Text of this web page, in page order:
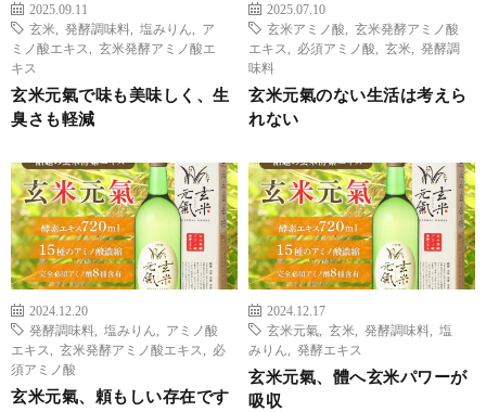
2025.09.11
玄米
発酵調味料 塩みりん
ア
ミノ酸エキス
玄米発酵アミノ酸エ
キス
玄米元氣で味も美味しく、生
臭さも軽減
2025.07.10
玄米アミノ酸
玄米発酵アミノ酸
エキス
必須アミノ酸 玄米
発酵調
味料
玄米元氣のない生活は考えら
れない
2024.12.20
発酵調味料
塩みりん
アミノ酸
エキス
玄米発酵アミノ酸エキス
必
須アミノ酸
玄米元氣、頼もしい存在です
2024.12.17
玄米元氣
玄米 発酵調味料
塩
みりん
発酵エキス
玄米元氣、體へ玄米パワーが
吸収